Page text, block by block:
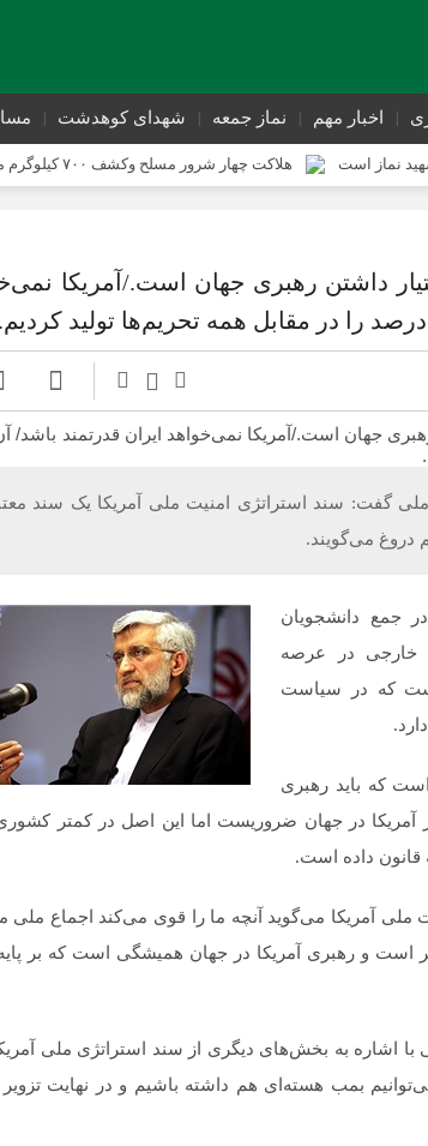
اخبار مهم نماز جمعه شهدای کوهدشت
نماز است هلاکت چهار شرور مسلح وکشف ۷۰۰ کیلوگرم مواد مخدر
سوداگران مرگ در
داشتن رهبری جهان است./آمریکا
گفت: سند استراتژی امنیت ملی آمریکا یک سند
می‌گویند.
جمع دانشجویان
خارجی در عرصه
که در سیاست
که باید رهبری
آمریکا در جهان ضروریست اما این اصل در کمتر
داده است.
آمریکا می‌گوید آنچه ما را قوی می‌کند اجماع ملی
است و رهبری آمریکا در جهان همیشگی است که بر
اشاره به بخش‌های دیگری از سند استراتژی ملی
بمب هسته‌ای هم داشته باشیم و در نهایت